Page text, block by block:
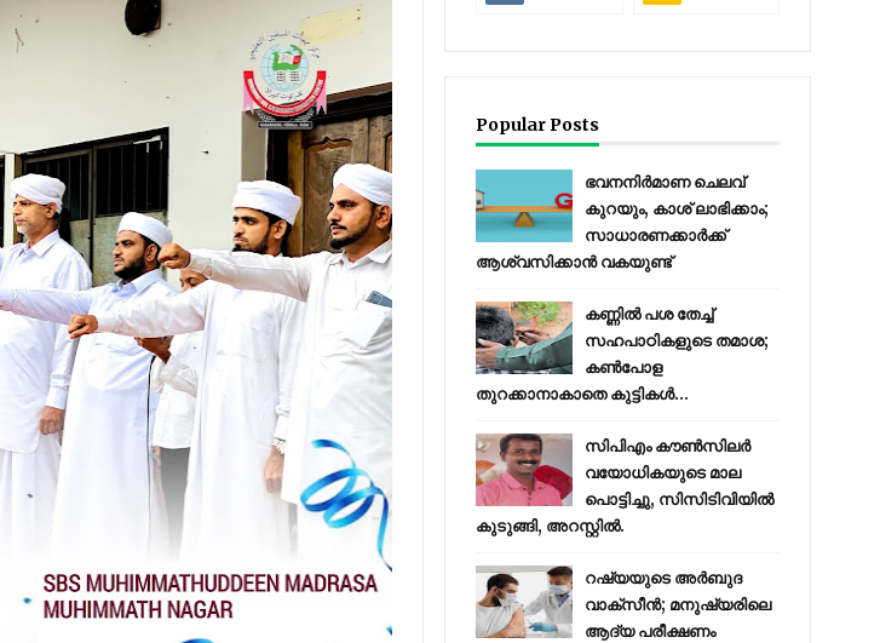
Popular Posts
ഭവനനിർമാണ ചെലവ്
കുറയും, കാശ് ലാഭിക്കാം;
സാധാരണക്കാർക്ക്
ആശ്വസിക്കാൻ വകയുണ്ട്
കണ്ണിൽ പശ തേച്ച്
സഹപാഠികളുടെ തമാശ;
കൺപോള
തുറക്കാനാകാതെ കുട്ടികൾ...
സിപിഎം കൗണ്‍സിലര്‍
വയോധികയുടെ മാല
പൊട്ടിച്ചു, സിസിടിവിയില്‍
കുടുങ്ങി, അറസ്റ്റില്‍.
റഷ്യയുടെ അര്‍ബുദ
വാക്‌സീന്‍; മനുഷ്യരിലെ
ആദ്യ പരീക്ഷണം